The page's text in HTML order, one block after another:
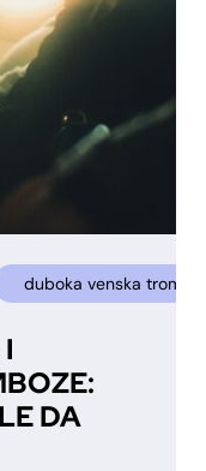
duboka venska
DA